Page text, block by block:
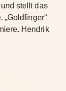
stellt das
„Goldfinger“
Hendrik